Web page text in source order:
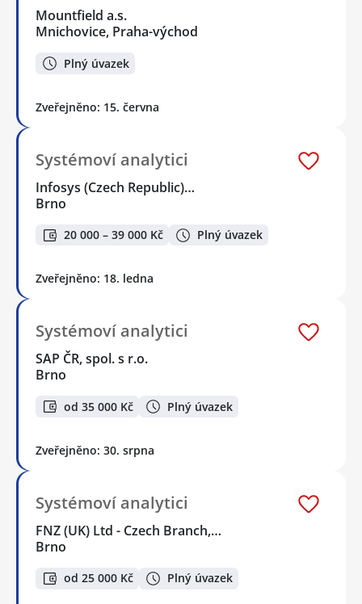
Mountfield a.s.
Mnichovice, Praha-východ
Plný úvazek
Zveřejněno: 15. června
Systémoví analytici
Infosys (Czech Republic)…
Brno
20 000 – 39 000 Kč Plný úvazek
Zveřejněno: 18. ledna
Systémoví analytici
SAP ČR, spol. s r.o.
Brno
od 35 000 Kč Plný úvazek
Zveřejněno: 30. srpna
Systémoví analytici
FNZ (UK) Ltd - Czech Branch,…
Brno
od 25 000 Kč Plný úvazek